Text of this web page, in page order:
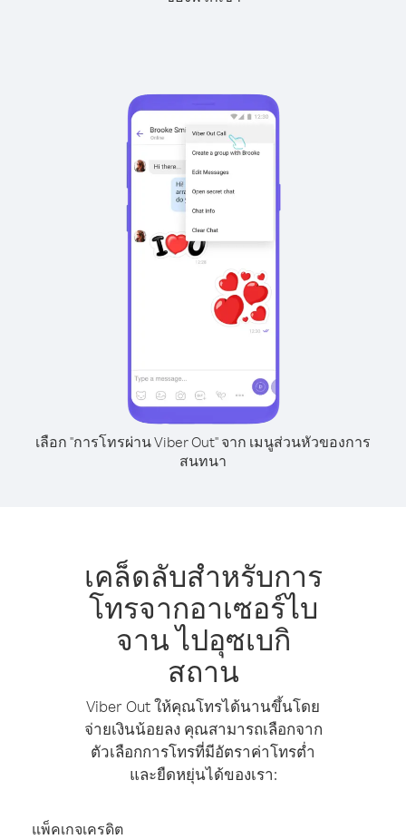
เลือก "การโทรผ่าน Viber Out" จาก เมนูส่วนหัวของการ
สนทนา
เคล็ดลับสำหรับการ
โทรจากอาเซอร์ไบ
จาน ไปอุซเบกิ
สถาน
Viber Out ให้คุณโทรได้นานขึ้นโดย
จ่ายเงินน้อยลง คุณสามารถเลือกจาก
ตัวเลือกการโทรที่มีอัตราค่าโทรต่ำ
และยืดหยุ่นได้ของเรา:
แพ็คเกจเครดิต